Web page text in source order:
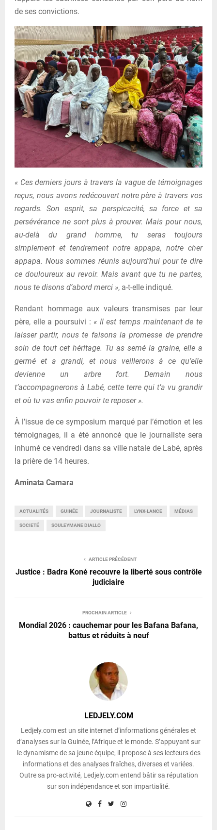
de ses convictions.
« Ces derniers jours à travers la vague de témoignages
reçus, nous avons redécouvert notre père à travers vos
regards. Son esprit, sa perspicacité, sa force et sa
persévérance ne sont plus à prouver. Mais pour nous,
au-delà du grand homme, tu seras toujours
simplement et tendrement notre appapa, notre cher
appapa. Nous sommes réunis aujourd’hui pour te dire
ce douloureux au revoir. Mais avant que tu ne partes,
nous te disons d’abord merci », a-t-elle indiqué.
Rendant hommage aux valeurs transmises par leur
père, elle a poursuivi : « Il est temps maintenant de te
laisser partir, nous te faisons la promesse de prendre
soin de tout cet héritage. Tu as semé la graine, elle a
germé et a grandi, et nous veillerons à ce qu’elle
devienne un arbre fort. Demain nous
t’accompagnerons à Labé, cette terre qui t’a vu grandir
et où tu vas enfin pouvoir te reposer ».
À l’issue de ce symposium marqué par l’émotion et les
témoignages, il a été annoncé que le journaliste sera
inhumé ce vendredi dans sa ville natale de Labé, après
la prière de 14 heures.
Aminata Camara
ACTUALITÉS GUINÉE JOURNALISTE LYNX-LANCE MÉDIAS
SOCIETÉ SOULEYMANE DIALLO
ARTICLE PRÉCÉDENT
Justice : Badra Koné recouvre la liberté sous contrôle
judiciaire
PROCHAIN ARTICLE
Mondial 2026 : cauchemar pour les Bafana Bafana,
battus et réduits à neuf
LEDJELY.COM
Ledjely.com est un site internet d’informations générales et
d’analyses sur la Guinée, l’Afrique et le monde. S’appuyant sur
le dynamisme de sa jeune équipe, il propose à ses lecteurs des
informations et des analyses fraîches, diverses et variées.
Outre sa pro-activité, Ledjely.com entend bâtir sa réputation
sur son indépendance et son impartialité.